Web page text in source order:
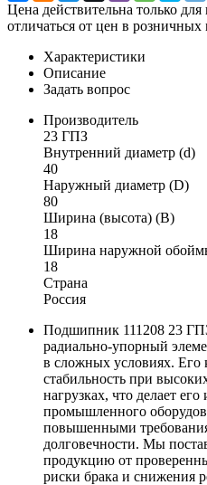
Цена действительна только
отличаться от цен в розничных
Характеристики
Описание
Задать вопрос
Производитель
23 ГПЗ
Внутренний диаметр (d)
40
Наружный диаметр (D)
80
Ширина (высота) (B)
18
Ширина наружной
18
Страна
Россия
Подшипник 111208 23
радиально-упорный
в сложных условиях. Его
стабильность при
нагрузках, что делает
промышленного
повышенными
долговечности. Мы
продукцию от
риски брака и снижения